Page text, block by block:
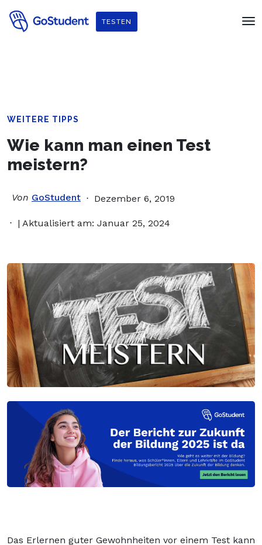
Verbessere dein Englisch und hol dir
Penguin Readers
TESTEN
WEITERE TIPPS
Wie kann man einen Test
meistern?
Von GoStudent Dezember 6, 2019
| Aktualisiert am: Januar 25, 2024
Das Erlernen guter Gewohnheiten vor einem Test kann